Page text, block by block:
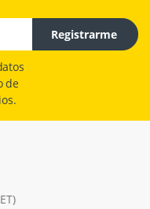
Registrarme
de